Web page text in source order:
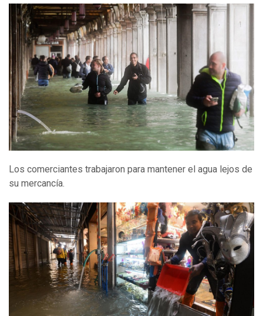
Los comerciantes trabajaron para mantener el agua lejos de
su mercancía.